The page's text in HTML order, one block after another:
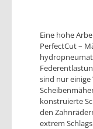
Eine hohe
PerfectCut –
sind nur
konstruierte
den
extrem